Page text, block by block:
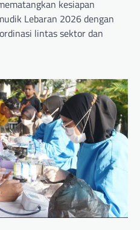
kesiapan
Lebaran 2026 dengan
lintas sektor dan